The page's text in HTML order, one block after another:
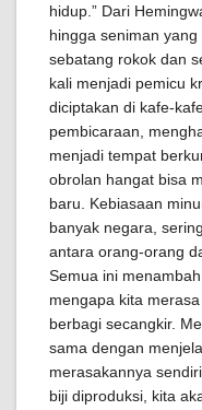
hidup.” Dari
hingga seniman
sebatang rokok dan
kali menjadi pemicu
diciptakan di kafe-
pembicaraan,
menjadi tempat
obrolan hangat bisa
baru. Kebiasaan
banyak negara,
antara orang-orang
Semua ini
mengapa kita
berbagi secangkir.
sama dengan
merasakannya
biji diproduksi, kita